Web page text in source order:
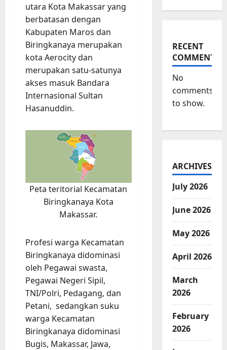
utara Kota Makassar yang
berbatasan dengan
Kabupaten Maros dan
Biringkanaya merupakan
kota Aerocity dan
merupakan satu-satunya
akses masuk Bandara
Internasional Sultan
Hasanuddin.
Peta teritorial Kecamatan
Biringkanaya Kota
Makassar.
Profesi warga Kecamatan
Biringkanaya didominasi
oleh Pegawai swasta,
Pegawai Negeri Sipil,
TNI/Polri, Pedagang, dan
Petani, sedangkan suku
warga Kecamatan
Biringkanaya didominasi
Bugis, Makassar, Jawa,
RECENT
COMMENTS
No
comments
to show.
ARCHIVES
July 2026
June 2026
May 2026
April 2026
March
2026
February
2026